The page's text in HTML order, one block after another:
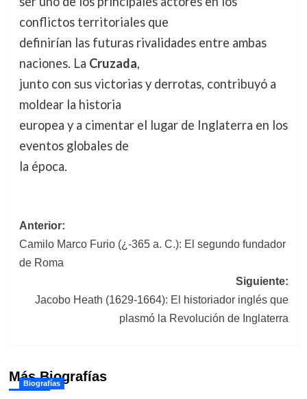
conflictos territoriales que
definirían las futuras rivalidades entre ambas
naciones. La Cruzada,
junto con sus victorias y derrotas, contribuyó a
moldear la historia
europea y a cimentar el lugar de Inglaterra en los
eventos globales de
la época.
Navegación
de
Anterior:
Camilo Marco Furio (¿-365 a. C.): El segundo fundador
de Roma
Siguiente:
Jacobo Heath (1629-1664): El historiador inglés que
plasmó la Revolución de Inglaterra
Más Biografías
Biografías